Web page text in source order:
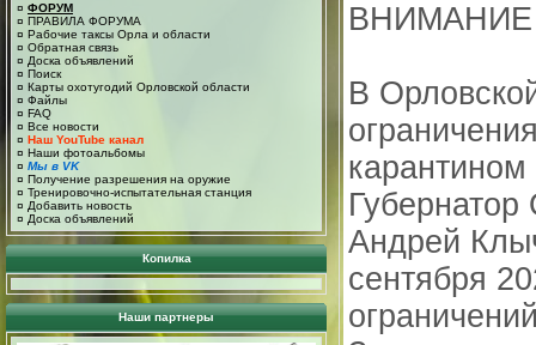
¤ ФОРУМ
¤ ПРАВИЛА ФОРУМА
¤ Рабочие таксы Орла и области
¤ Обратная связь
¤ Доска объявлений
¤ Поиск
¤ Карты охотугодий Орловской области
¤ Файлы
¤ FAQ
¤ Все новости
¤ Наш YouTube канал
¤ Наши фотоальбомы
¤ Мы в VK
¤ Получение разрешения на оружие
¤ Тренировочно-испытательная станция
¤ Добавить новость
¤ Доска объявлений
Копилка
Наши партнеры
В
Губернатор
Андрей
сентября